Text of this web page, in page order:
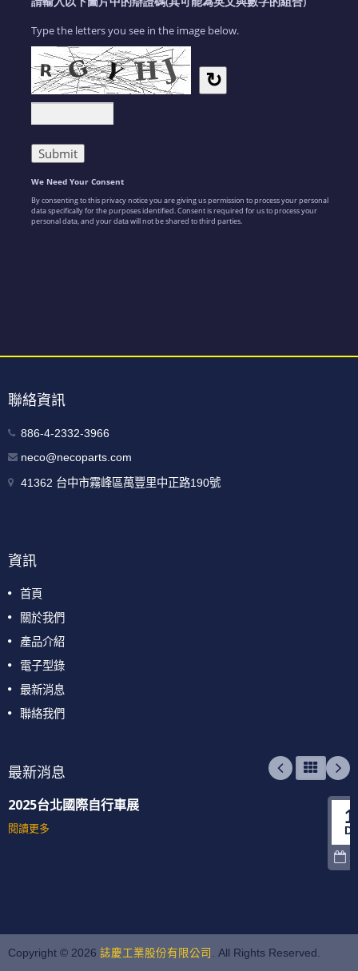
聯絡資訊
886-4-2332-3966
neco@necoparts.com
41362 台中市霧峰區萬豐里中正路190號
資訊
首頁
關於我們
產品介紹
電子型錄
最新消息
聯絡我們
最新消息
2025台北國際自行車展
閱讀更多
Copyright © 2026 誌慶工業股份有限公司 . All Rights Reserved.